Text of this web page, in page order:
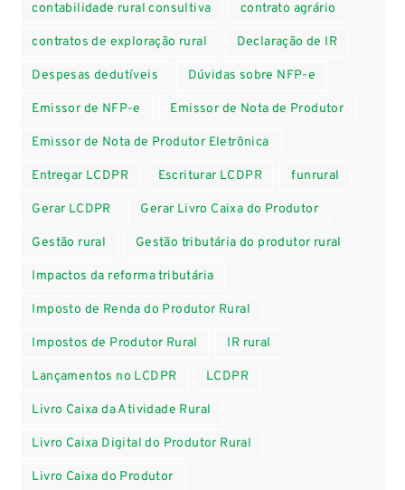
contabilidade rural consultiva contrato agrário
contratos de exploração rural Declaração de IR
Despesas dedutíveis Dúvidas sobre NFP-e
Emissor de NFP-e Emissor de Nota de Produtor
Emissor de Nota de Produtor Eletrônica
Entregar LCDPR Escriturar LCDPR funrural
Gerar LCDPR Gerar Livro Caixa do Produtor
Gestão rural Gestão tributária do produtor rural
Impactos da reforma tributária
Imposto de Renda do Produtor Rural
Impostos de Produtor Rural IR rural
Lançamentos no LCDPR LCDPR
Livro Caixa da Atividade Rural
Livro Caixa Digital do Produtor Rural
Livro Caixa do Produtor